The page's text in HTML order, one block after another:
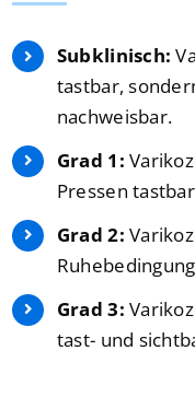
Subklinisch:
tastbar,
nachweisbar.
Grad 1:
Pressen
Grad 2:
Grad 3:
tast- und